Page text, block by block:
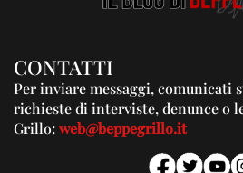
CONTATTI
Per inviare messaggi, comunicati
richieste di interviste, denunce o
Grillo:web@beppegrillo.it